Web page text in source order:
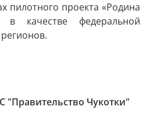
пилотного проекта «Родина
качестве федеральной
"Правительство Чукотки"